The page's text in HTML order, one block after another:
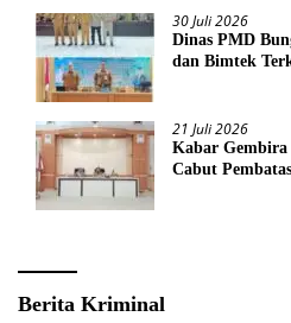
30 Juli 2026
Dinas PMD
dan Bimtek
21 Juli 2026
Kabar Gembira
Cabut
Berita Kriminal